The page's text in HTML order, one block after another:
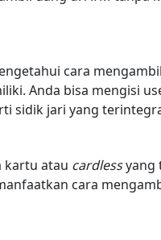
cara
Anda bisa mengisi
sidik jari yang
kartu atau cardlessyang
cara